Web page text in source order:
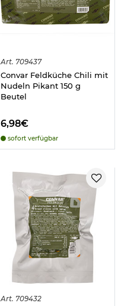
Art. 709437
Convar Feldküche Chili mit
Nudeln Pikant 150 g
Beutel
6,98€
sofort verfügbar
Art. 709432